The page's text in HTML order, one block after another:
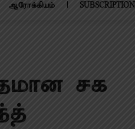
ஆரோக்கியம் SUBSCRIPTION
சக